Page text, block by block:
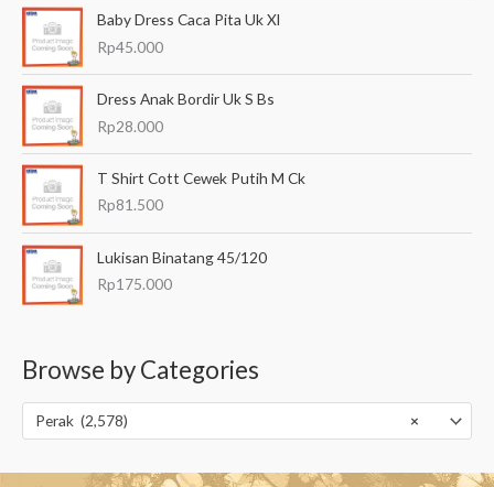
Baby Dress Caca Pita Uk Xl
Rp45.000
Dress Anak Bordir Uk S Bs
Rp28.000
T Shirt Cott Cewek Putih M Ck
Rp81.500
Lukisan Binatang 45/120
Rp175.000
Browse by Categories
×
Perak (2,578)